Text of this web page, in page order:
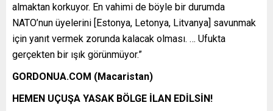
almaktan korkuyor. En vahimi de böyle bir durumda
NATO’nun üyelerini [Estonya, Letonya, Litvanya] savunmak
için yanıt vermek zorunda kalacak olması. … Ufukta
gerçekten bir ışık görünmüyor.”
GORDONUA.COM (Macaristan)
HEMEN UÇUŞA YASAK BÖLGE İLAN EDİLSİN!